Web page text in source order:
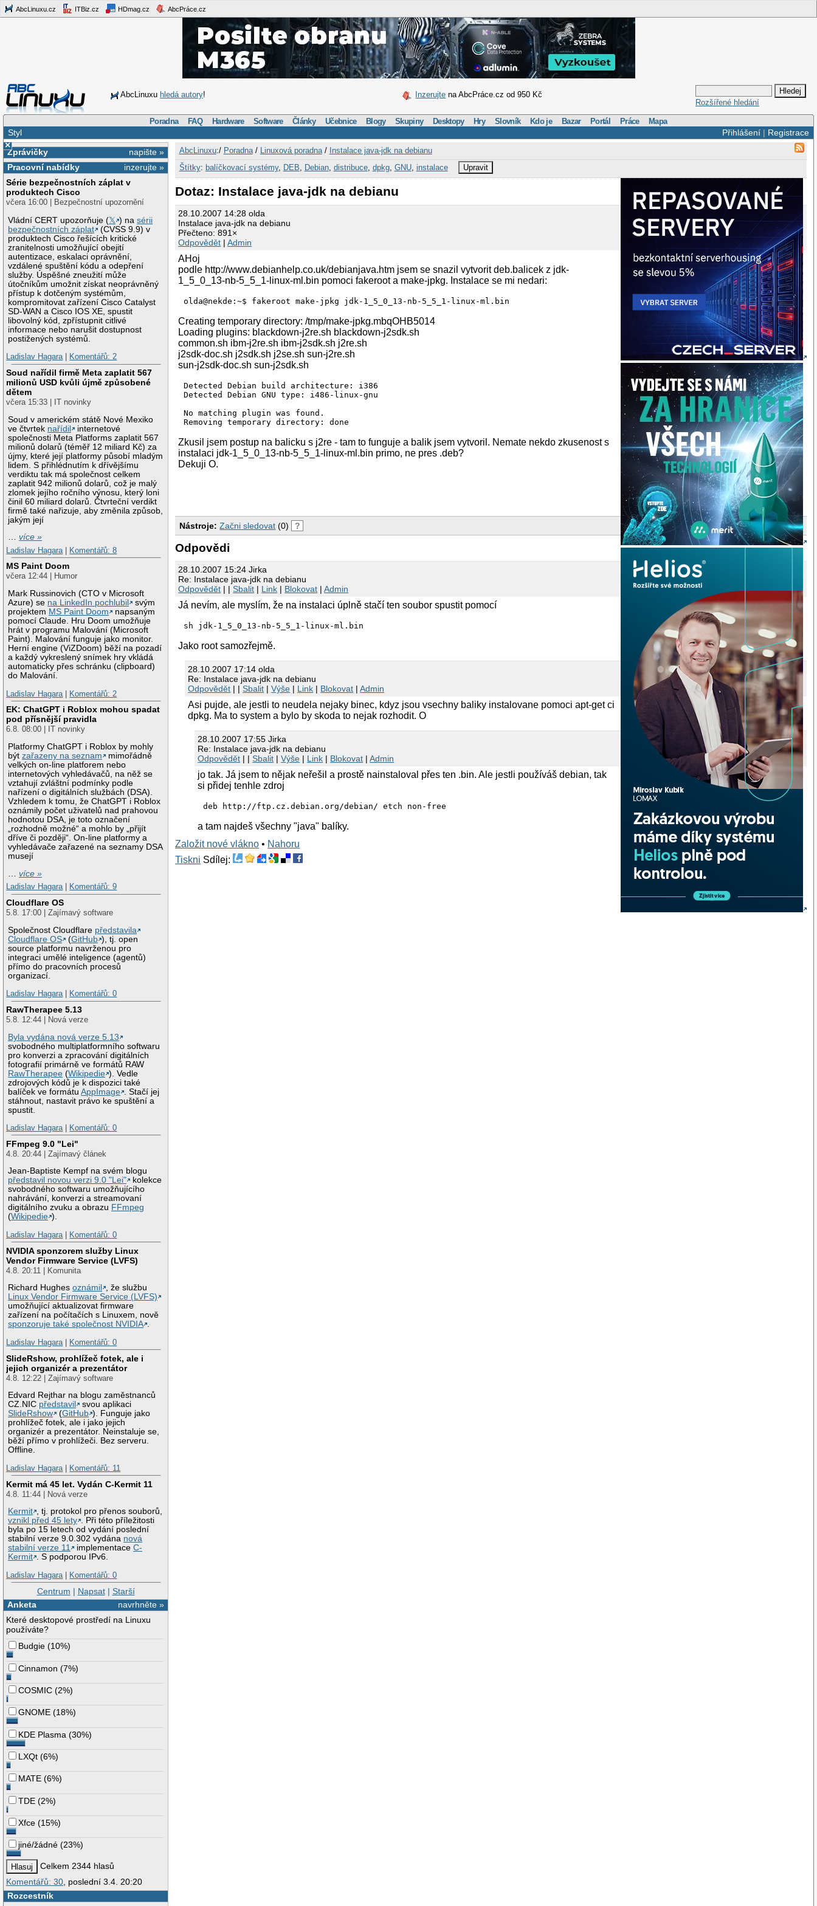
AbcLinuxu.cz ITBiz.cz HDmag.cz AbcPráce.cz
AbcLinuxu hledá autory! Inzerujte na AbcPráce.cz od 950 Kč
Rozšířené hledání
Poradna FAQ Hardware Software Články Učebnice Blogy Skupiny Desktopy Hry Slovník Kdo je Bazar Portál Práce Mapa
Přihlášení| Registrace
Styl
×
napište »
Zprávičky
inzerujte »
Pracovní nabídky
Série bezpečnostních záplat v
produktech Cisco
včera 16:00 | Bezpečnostní upozornění
Vládní CERT upozorňuje (𝕏 ) nasérii
bezpečnostních záplat
(CVSS 9.9) v
produktech Cisco řešících kritické
zranitelnosti umožňující obejití
autentizace, eskalaci oprávnění,
vzdálené spuštění kódu a odepření
služby. Úspěšné zneužití může
útočníkům umožnit získat neoprávněný
přístup k dotčeným systémům,
kompromitovat zařízení Cisco Catalyst
SD-WAN a Cisco IOS XE, spustit
libovolný kód, zpřístupnit citlivé
informace nebo narušit dostupnost
postižených systémů.
Ladislav Hagara| Komentářů: 2
Soud nařídil firmě Meta zaplatit 567
milionů USD kvůli újmě způsobené
dětem
včera 15:33 | IT novinky
Soud v americkém státě Nové Mexiko
ve čtvrtek nařídil
internetové
společnosti Meta Platforms zaplatit 567
milionů dolarů (téměř 12 miliard Kč) za
újmy, které její platformy působí mladým
lidem. S přihlédnutím k dřívějšímu
verdiktu tak má společnost celkem
zaplatit 942 milionů dolarů, což je malý
zlomek jejího ročního výnosu, který loni
činil 60 miliard dolarů. Čtvrteční verdikt
firmě také nařizuje, aby změnila způsob,
jakým její
…více »
Ladislav Hagara
Komentářů: 8
MS Paint Doom
včera 12:44 | Humor
Mark Russinovich (CTO v Microsoft
Azure) se na LinkedIn pochlubil
svým
projektem MS Paint Doom
napsaným
pomocí Claude. Hru Doom umožňuje
hrát v programu Malování (Microsoft
Paint). Malování funguje jako monitor.
Herní engine (ViZDoom) běží na pozadí
a každý vykreslený snímek hry vkládá
automaticky přes schránku (clipboard)
do Malování.
Ladislav Hagara
Komentářů: 2
EK: ChatGPT i Roblox mohou spadat
pod přísnější pravidla
6.8. 08:00 | IT novinky
Platformy ChatGPT i Roblox by mohly
býtzařazeny na seznam
mimořádně
velkých on-line platforem nebo
internetových vyhledávačů, na něž se
vztahují zvláštní podmínky podle
nařízení o digitálních službách (DSA).
Vzhledem k tomu, že ChatGPT i Roblox
oznámily počet uživatelů nad prahovou
hodnotou DSA, je toto označení
„rozhodně možné“ a mohlo by „přijít
dříve či později“. On-line platformy a
vyhledávače zařazené na seznamy DSA
musejí
…více »
Ladislav Hagara| Komentářů: 9
Cloudflare OS
5.8. 17:00 | Zajímavý software
Společnost Cloudflare představila
Cloudflare OS
(GitHub ), tj. open
source platformu navrženou pro
integraci umělé inteligence (agentů)
přímo do pracovních procesů
organizací.
Ladislav Hagara| Komentářů: 0
RawTherapee 5.13
5.8. 12:44 | Nová verze
Byla vydána nová verze 5.13
svobodného multiplatformního softwaru
pro konverzi a zpracování digitálních
fotografií primárně ve formátů RAW
RawTherapee (Wikipedie ). Vedle
zdrojových kódů je k dispozici také
balíček ve formátuAppImage
. Stačí jej
stáhnout, nastavit právo ke spuštění a
spustit.
Ladislav Hagara| Komentářů: 0
FFmpeg 9.0 "Lei"
4.8. 20:44 | Zajímavý článek
Jean-Baptiste Kempf na svém blogu
představil novou verzi 9.0 "Lei"
kolekce
svobodného softwaru umožňujícího
nahrávání, konverzi a streamovaní
digitálního zvuku a obrazu FFmpeg
(Wikipedie ).
Ladislav Hagara| Komentářů: 0
NVIDIA sponzorem služby Linux
Vendor Firmware Service (LVFS)
4.8. 20:11 | Komunita
Richard Hughesoznámil
, že službu
Linux Vendor Firmware Service (LVFS)
umožňující aktualizovat firmware
zařízení na počítačích s Linuxem, nově
sponzoruje také společnost NVIDIA .
Ladislav Hagara| Komentářů: 0
SlideRshow, prohlížeč fotek, ale i
jejich organizér a prezentátor
4.8. 12:22 | Zajímavý software
Edvard Rejthar na blogu zaměstnanců
CZ.NIC představil
svou aplikaci
SlideRshow
(GitHub ). Funguje jako
prohlížeč fotek, ale i jako jejich
organizér a prezentátor. Neinstaluje se,
běží přímo v prohlížeči. Bez serveru.
Offline.
Ladislav Hagara| Komentářů: 11
Kermit má 45 let. Vydán C-Kermit 11
4.8. 11:44 | Nová verze
Kermit , tj. protokol pro přenos souborů,
vznikl před 45 lety . Při této příležitosti
byla po 15 letech od vydání poslední
stabilní verze 9.0.302 vydána nová
stabilní verze 11
implementaceC-
Kermit . S podporou IPv6.
Ladislav Hagara| Komentářů: 0
Centrum | Napsat| Starší
navrhněte »
Anketa
Které desktopové prostředí na Linuxu
používáte?
Budgie (10%)
Cinnamon (7%)
COSMIC (2%)
GNOME (18%)
KDE Plasma (30%)
LXQt (6%)
MATE (6%)
TDE (2%)
Xfce (15%)
jiné/žádné (23%)
Celkem 2344 hlasů
Komentářů: 30 , poslední 3.4. 20:20
Rozcestník
AbcLinuxu:/ Poradna/ Linuxová poradna/ Instalace java-jdk na debianu
Štítky: balíčkovací systémy, DEB Debian, distribuce, dpkg, GNU, instalace Upravit
Dotaz: Instalace java-jdk na debianu
28.10.2007 14:28 olda
Instalace java-jdk na debianu
Přečteno: 891×
Odpovědět |Admin
AHoj
podle http://www.debianhelp.co.uk/debianjava.htm jsem se snazil vytvorit deb.balicek z jdk-
1_5_0_13-nb-5_5_1-linux-ml.bin pomoci fakeroot a make-jpkg. Instalace se mi nedari:
Creating temporary directory: /tmp/make-jpkg.mbqOHB5014
Loading plugins: blackdown-j2re.sh blackdown-j2sdk.sh
common.sh ibm-j2re.sh ibm-j2sdk.sh j2re.sh
j2sdk-doc.sh j2sdk.sh j2se.sh sun-j2re.sh
sun-j2sdk-doc.sh sun-j2sdk.sh
Detected Debian build architecture: i386
Detected Debian GNU type: i486-linux-gnu
No matching plugin was found.
Zkusil jsem postup na balicku s j2re - tam to funguje a balik jsem vytvoril. Nemate nekdo zkusenost s
instalaci jdk-1_5_0_13-nb-5_5_1-linux-ml.bin primo, ne pres .deb?
Dekuji O.
Nástroje: Začni sledovat (0) ?
Odpovědi
28.10.2007 15:24 Jirka
Re: Instalace java-jdk na debianu
Odpovědět | |Sbalit | Link | Blokovat |Admin
Já nevím, ale myslím, že na instalaci úplně stačí ten soubor spustit pomocí
sh jdk-1_5_0_13-nb-5_5_1-linux-ml.bin
Jako root samozřejmě.
28.10.2007 17:14 olda
Re: Instalace java-jdk na debianu
Odpovědět | |Sbalit |Výše | Link | Blokovat |Admin
Asi pujde, ale jestli to neudela nejaky binec, kdyz jsou vsechny baliky instalovane pomoci apt-get ci
dpkg. Ma to system a bylo by skoda to nejak rozhodit. O
28.10.2007 17:55 Jirka
Re: Instalace java-jdk na debianu
Odpovědět | |Sbalit |Výše | Link | Blokovat |Admin
jo tak. Já jsem to nějak neřešil a prostě nainstaloval přes ten .bin. Ale jestli používáš debian, tak
si přidej tenhle zdroj
deb http://ftp.cz.debian.org/debian/ etch non-free
a tam najdeš všechny "java" balíky.
Založit nové vlákno • Nahoru
Tiskni Sdílej: